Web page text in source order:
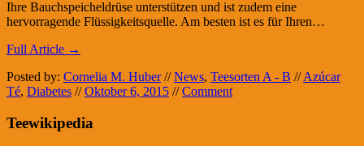
Ihre Bauchspeicheldrüse unterstützen und ist zudem eine
hervorragende Flüssigkeitsquelle. Am besten ist es für Ihren…
Full Article →
Posted by: Cornelia M. Huber // News, Teesorten A - B // Azúcar
Té, Diabetes // Oktober 6, 2015 //Comment
Teewikipedia